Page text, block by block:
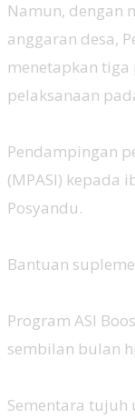
‎Namun, dengan
anggaran desa,
menetapkan
pelaksanaan
‎Pendampingan
(MPASI) kepada
Posyandu.
‎Bantuan
‎Program ASI
sembilan bulan
‎Sementara tujuh